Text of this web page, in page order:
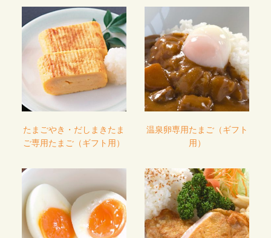
たまごやき・だしまきたま
ご専用たまご（ギフト用）
温泉卵専用たまご（ギフト
用）